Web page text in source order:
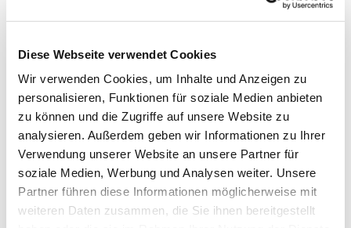
Diese Webseite verwendet Cookies
Wir verwenden Cookies, um Inhalte und Anzeigen zu
personalisieren, Funktionen für soziale Medien anbieten
zu können und die Zugriffe auf unsere Website zu
analysieren. Außerdem geben wir Informationen zu Ihrer
Verwendung unserer Website an unsere Partner für
soziale Medien, Werbung und Analysen weiter. Unsere
Partner führen diese Informationen möglicherweise mit
weiteren Daten zusammen, die Sie ihnen bereitgestellt
Frauenkreis in Altenbeken